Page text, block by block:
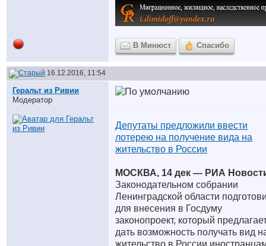
В Минюст Спасибо
16.12.2016, 11:54
Геральт из Ривии
Модератор
Депутаты предложили ввести
лотерею на получение вида на
жительство в России
МОСКВА, 14 дек — РИА
Законодательном собрании
Ленинградской области
для внесения в Госдуму
законопроект, который
дать возможность получать вид
жительство в России